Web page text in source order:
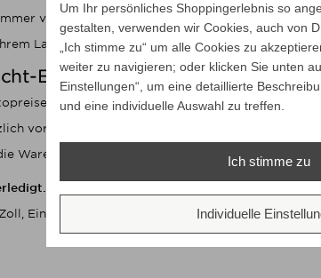
verfügen, liefern wir die Waren abzüglich der
Land gesetzlich vorgeschriebene MwSt.
EU-Länder
berechnet.
vorgeschriebene MWSt..
Ware liefert, dann die in Ihrem Land ges.
Einfuhrsteuer etc. müssen von Ihnen entrichtet
Um Ihr persönliches Shoppingerlebnis so
gestalten, verwenden wir Cookies, auch von
„Ich stimme zu“ um alle Cookies zu
weiter zu navigieren; oder klicken Sie unten
Einstellungen“, um eine detaillierte
und eine individuelle Auswahl zu treffen.
Ich stimme zu
Individuelle